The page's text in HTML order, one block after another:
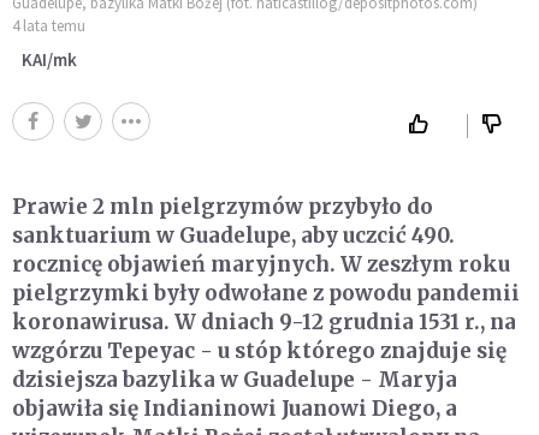
4 lata temu
KAI/mk
Prawie 2 mln pielgrzymów przybyło do
sanktuarium w Guadelupe, aby uczcić 490.
rocznicę objawień maryjnych. W zeszłym roku
pielgrzymki były odwołane z powodu pandemii
koronawirusa. W dniach 9-12 grudnia 1531 r., na
wzgórzu Tepeyac - u stóp którego znajduje się
dzisiejsza bazylika w Guadelupe - Maryja
objawiła się Indianinowi Juanowi Diego, a